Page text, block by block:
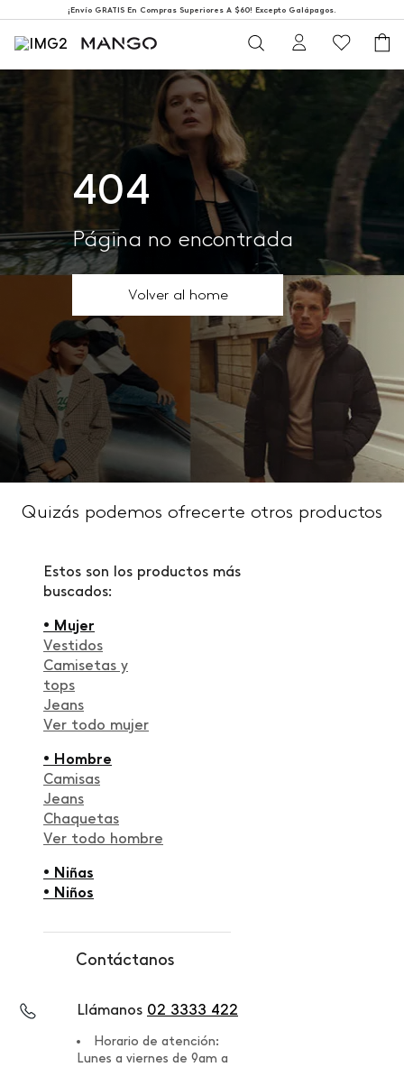
¡Envío GRATIS En Compras Superiores A $60! Excepto Galápagos.
404
Página no encontrada
Volver al home
Quizás podemos ofrecerte otros productos
Estos son los productos más
buscados:
• Mujer
Vestidos
Camisetas y
tops
Jeans
Ver todo mujer
• Hombre
Camisas
Jeans
Chaquetas
Ver todo hombre
• Niñas
• Niños
Contáctanos
Llámanos 02 3333 422
Horario de atención:
Lunes a viernes de 9am a